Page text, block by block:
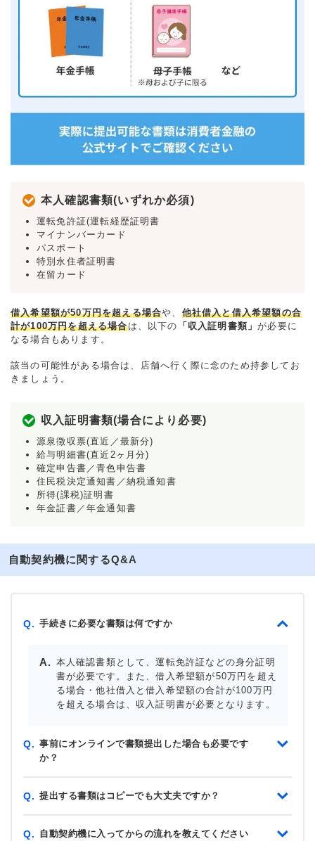
本人確認書類(いずれか必須)
運転免許証(運転経歴証明書
マイナンバーカード
パスポート
特別永住者証明書
在留カード
借入希望額が50万円を超える場合や、 他社借入と借入希望額の合
計が100万円を超える場合は、以下の 「収入証明書類」が必要に
なる場合もあります。
該当の可能性がある場合は、店舗へ行く際に念のため持参してお
きましょう。
収入証明書類(場合により必要)
源泉徴収票(直近／最新分)
給与明細書(直近2ヶ月分)
確定申告書／青色申告書
住民税決定通知書／納税通知書
所得(課税)証明書
年金証書／年金通知書
自動契約機に関するQ&A
Q. 手続きに必要な書類は何ですか
本人確認書類として、運転免許証などの身分証明
書が必要です。また、借入希望額が50万円を超え
る場合・他社借入と借入希望額の合計が100万円
を超える場合は、収入証明書が必要となります。
Q. 事前にオンラインで書類提出した場合も必要です
か？
Q. 提出する書類はコピーでも大丈夫ですか？
Q. 自動契約機に入ってからの流れを教えてください